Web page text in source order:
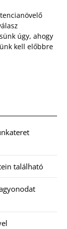
úgy, ahogy
kell előbbre
található